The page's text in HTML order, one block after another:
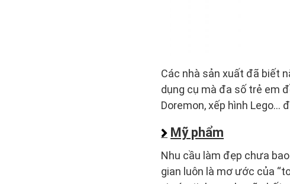
Các nhà sản xuất đã biết
dụng cụ mà đa số trẻ em
Doremon, xếp hình Lego…
Mỹ phẩm
Nhu cầu làm đẹp chưa
gian luôn là mơ ước của